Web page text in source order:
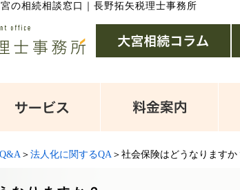
の相続相談窓口｜長野拓矢税理士事務所
＞ 法人化に関するQA ＞社会保険はどうなりますか